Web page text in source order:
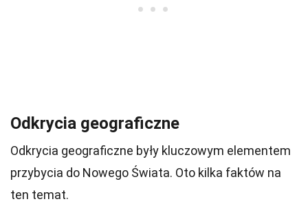
Odkrycia geograficzne
Odkrycia geograficzne były kluczowym elementem
przybycia do Nowego Świata. Oto kilka faktów na
ten temat.